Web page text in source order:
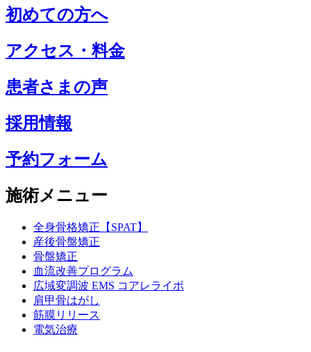
初めての方へ
アクセス・料金
患者さまの声
採用情報
予約フォーム
施術メニュー
全身骨格矯正【SPAT】
産後骨盤矯正
骨盤矯正
血流改善プログラム
広域変調波 EMS コアレライボ
肩甲骨はがし
筋膜リリース
電気治療